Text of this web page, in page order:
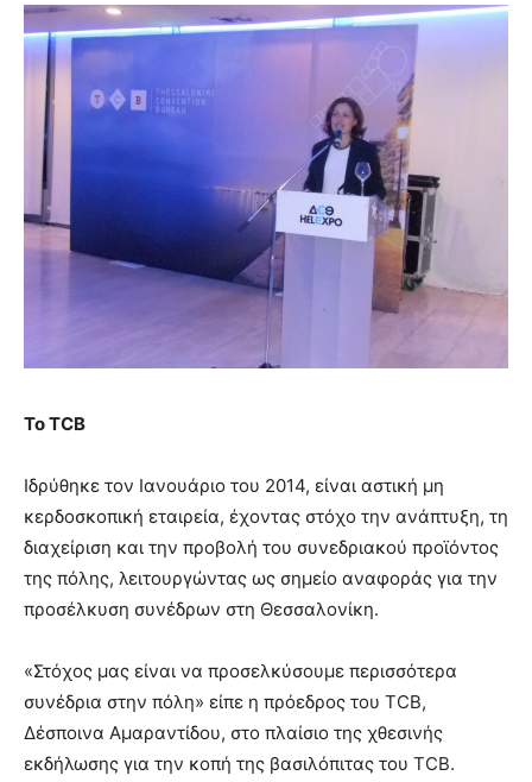
ΤοTCB
Ιδρύθηκε τον Ιανουάριο του 2014, είναι αστική μη
κερδοσκοπική εταιρεία, έχοντας στόχο την ανάπτυξη, τη
διαχείριση και την προβολή του συνεδριακού προϊόντος
της πόλης, λειτουργώντας ως σημείο αναφοράς για την
προσέλκυση συνέδρων στη Θεσσαλονίκη.
«Στόχος μας είναι να προσελκύσουμε περισσότερα
συνέδρια στην πόλη» είπε η πρόεδρος του TCB,
Δέσποινα Αμαραντίδου, στο πλαίσιο της χθεσινής
εκδήλωσης για την κοπή της βασιλόπιτας του TCB.